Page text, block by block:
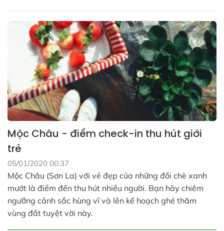
Mộc Châu - điểm check-in thu hút giới
trẻ
05/01/2020 00:37
Mộc Châu (Sơn La) với vẻ đẹp của những đồi chè xanh
mướt là điểm đến thu hút nhiều người. Bạn hãy chiêm
ngưỡng cảnh sắc hùng vĩ và lên kế hoạch ghé thăm
vùng đất tuyệt vời này.